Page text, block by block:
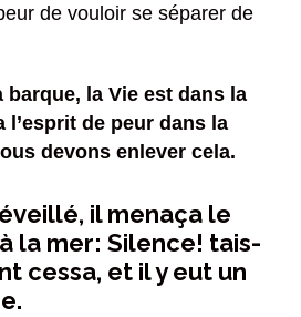
de vouloir se séparer de
barque, la Vie est dans la
l’esprit de peur dans la
devons enlever cela.
il menaça le
la mer: Silence! tais-
cessa, et il y eut un